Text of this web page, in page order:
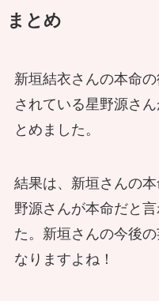
まとめ
新垣結衣さんの本命
されている星野源さ
とめました。
結果は、新垣さんの
野源さんが本命だと
た。新垣さんの今後
なりますよね！